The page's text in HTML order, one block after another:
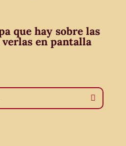
que hay sobre las
verlas en pantalla